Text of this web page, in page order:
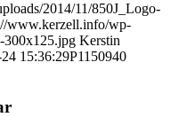
2014/11/850J_Logo-
www.kerzell.info/wp-
300x125.jpg Kerstin
15:36:29P1150940